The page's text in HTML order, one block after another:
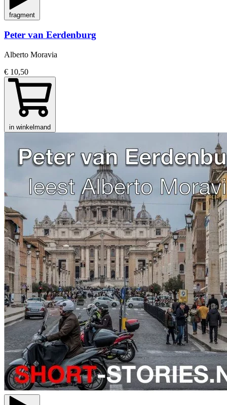
fragment
Peter van Eerdenburg
Alberto Moravia
€ 10,50
in winkelmand